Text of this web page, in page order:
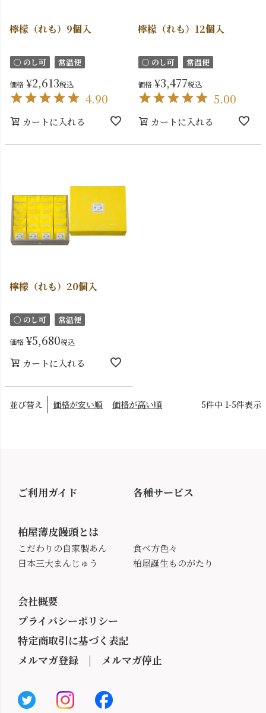
檸檬（れも）9個入
〇 のし可 常温便
価格 ¥2,613税込
4.90
カートに入れる
檸檬（れも）12個入
〇 のし可 常温便
価格 ¥3,477税込
5.00
カートに入れる
檸檬（れも）20個入
〇 のし可 常温便
価格 ¥5,680税込
カートに入れる
並び替え 価格が安い順 価格が高い順 5件中 1-5件表示
ご利用ガイド 各種サービス
柏屋薄皮饅頭とは
こだわりの自家製あん
日本三大まんじゅう
食べ方色々
柏屋誕生ものがたり
会社概要
プライバシーポリシー
特定商取引に基づく表記
メルマガ登録 | メルマガ停止